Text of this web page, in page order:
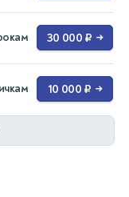
30 000 ₽ →
10 000 ₽ →